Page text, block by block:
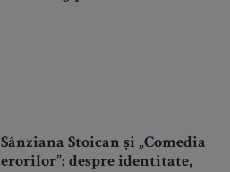
Sânziana Stoican și „Comedia
erorilor”: despre identitate,